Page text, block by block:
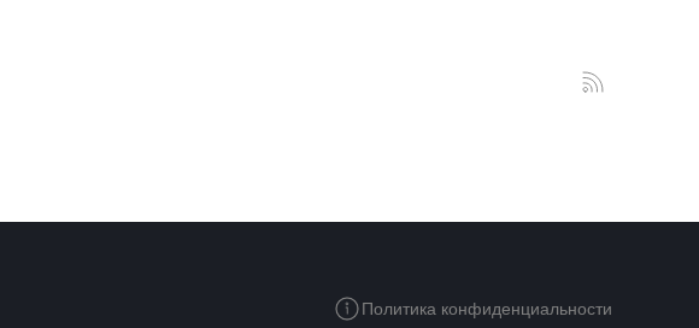
Политика конфиденциальности